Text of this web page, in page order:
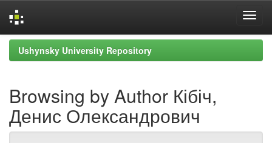
Skip
navigation
Ushynsky University Repository
Browsing by Author Кібіч,
Денис Олександрович